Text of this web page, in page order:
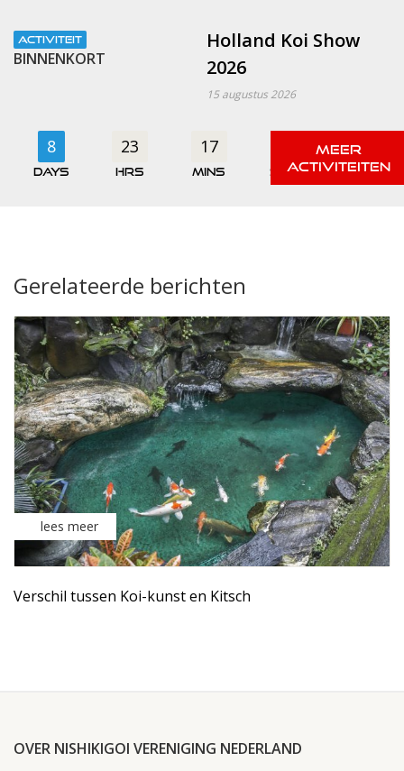
ACTIVITEIT
BINNENKORT
Holland Koi Show
2026
15 augustus 2026
8
days
23
hrs
17
mins secs
Gerelateerde berichten
lees meer
Verschil tussen Koi-kunst en Kitsch
OVER NISHIKIGOI VERENIGING NEDERLAND